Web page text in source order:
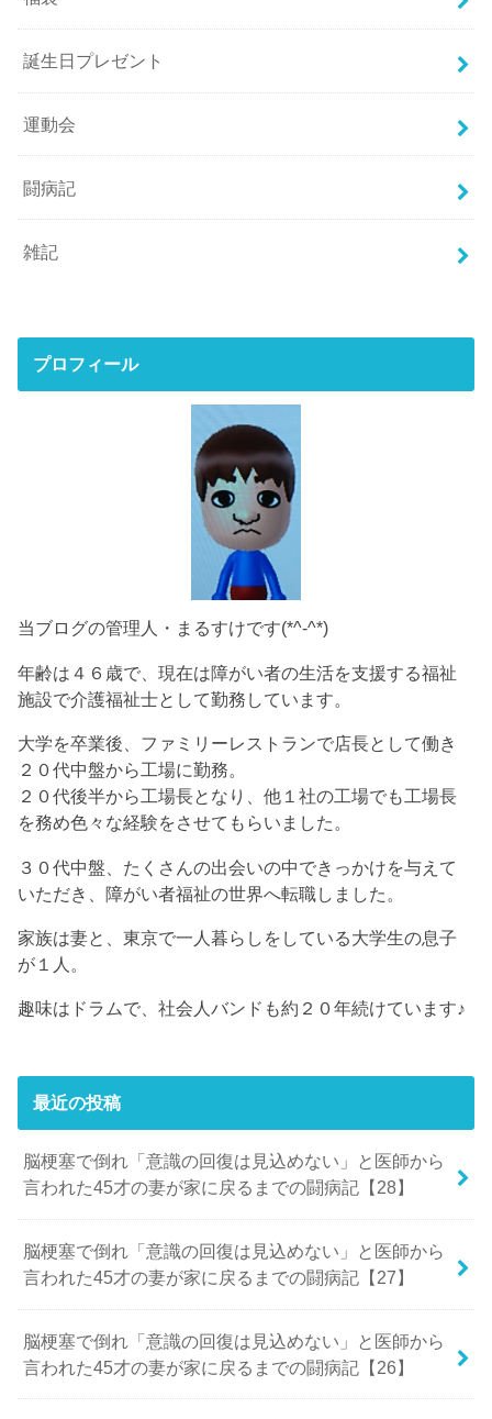
誕生日プレゼント
運動会
闘病記
雑記
プロフィール
当ブログの管理人・まるすけです(*^-^*)
年齢は４６歳で、現在は障がい者の生活を支援する福祉
施設で介護福祉士として勤務しています。
大学を卒業後、ファミリーレストランで店長として働き
２０代中盤から工場に勤務。
２０代後半から工場長となり、他１社の工場でも工場長
を務め色々な経験をさせてもらいました。
３０代中盤、たくさんの出会いの中できっかけを与えて
いただき、障がい者福祉の世界へ転職しました。
家族は妻と、東京で一人暮らしをしている大学生の息子
が１人。
趣味はドラムで、社会人バンドも約２０年続けています♪
最近の投稿
脳梗塞で倒れ「意識の回復は見込めない」と医師から
言われた45才の妻が家に戻るまでの闘病記【28】
脳梗塞で倒れ「意識の回復は見込めない」と医師から
言われた45才の妻が家に戻るまでの闘病記【27】
脳梗塞で倒れ「意識の回復は見込めない」と医師から
言われた45才の妻が家に戻るまでの闘病記【26】